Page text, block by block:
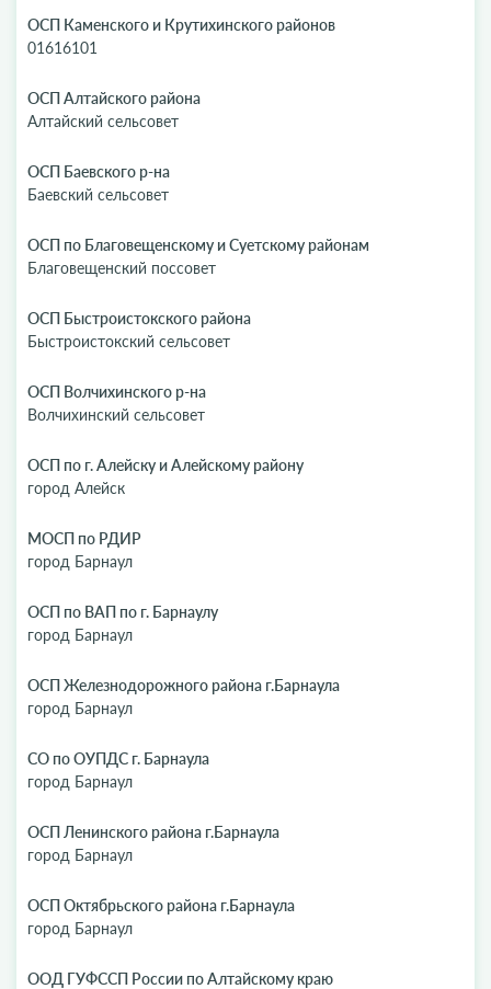
ОСП Каменского и Крутихинского районов
01616101
ОСП Алтайского района
Алтайский сельсовет
ОСП Баевского р-на
Баевский сельсовет
ОСП по Благовещенскому и Суетскому районам
Благовещенский поссовет
ОСП Быстроистокского района
Быстроистокский сельсовет
ОСП Волчихинского р-на
Волчихинский сельсовет
ОСП по г. Алейску и Алейскому району
город Алейск
МОСП по РДИР
город Барнаул
ОСП по ВАП по г. Барнаулу
город Барнаул
ОСП Железнодорожного района г.Барнаула
город Барнаул
СО по ОУПДС г. Барнаула
город Барнаул
ОСП Ленинского района г.Барнаула
город Барнаул
ОСП Октябрьского района г.Барнаула
город Барнаул
ООД ГУФССП России по Алтайскому краю